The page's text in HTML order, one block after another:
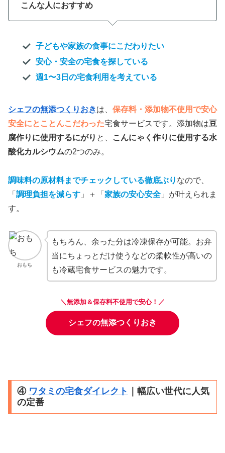
こんな人におすすめ
子どもや家族の食事にこだわりたい
安心・安全の宅食を探している
週1〜3日の宅食利用を考えている
シェフの無添つくりおきは、 保存料・添加物不使用で安心
安全にとことんこだわった宅食サービスです。添加物は豆
腐作りに使用するにがり と、
こんにゃく作りに使用する水
酸化カルシウムの2つのみ。
調味料の原材料までチェックしている徹底ぶり なので、
「 調理負担を減らす 」＋「 家族の安心安全 」が叶えられま
す。
おもち
もちろん、余った分は冷凍保存が可能。お弁
当にちょっとだけ使うなどの柔軟性が高いの
も冷蔵宅食サービスの魅力です。
＼無添加＆保存料不使用で安心！／
シェフの無添つくりおき
④ ワタミの宅食ダイレク ト
｜幅広い世代に人気
の定番